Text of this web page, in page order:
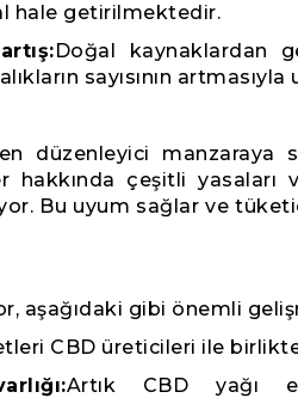
hale getirilmektedir.
Doğal kaynaklardan
sayısının
düzenleyici manzaraya
çeşitli yasaları
Bu uyum sağlar ve
aşağıdaki gibi önemli
CBD üreticileri ile birlikte
Artık CBD yağı